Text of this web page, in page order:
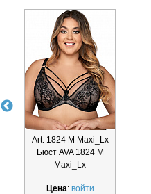
Art. 1824 M Maxi_Lx
Бюст AVA 1824 M
Maxi_Lx
Цена: войти